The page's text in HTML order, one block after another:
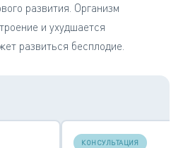
развития. Организм
и ухудшается
развиться бесплодие.
КОНСУЛЬТАЦИЯ